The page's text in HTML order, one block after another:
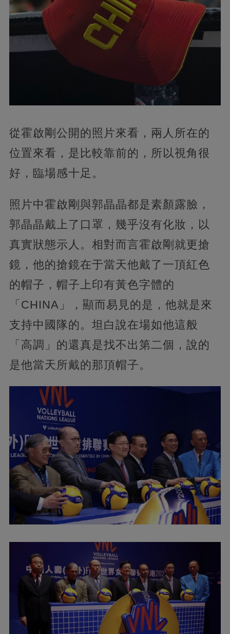
從霍啟剛公開的照片來看，兩人所在的
位置來看，是比較靠前的，所以視角很
好，臨場感十足。
照片中霍啟剛與郭晶晶都是素顏露臉，
郭晶晶戴上了口罩，幾乎沒有化妝，以
真實狀態示人。相對而言霍啟剛就更搶
鏡，他的搶鏡在于當天他戴了一頂紅色
的帽子，帽子上印有黃色字體的
「CHINA」，顯而易見的是，他就是來
支持中國隊的。坦白說在場如他這般
「高調」的還真是找不出第二個，說的
是他當天所戴的那頂帽子。